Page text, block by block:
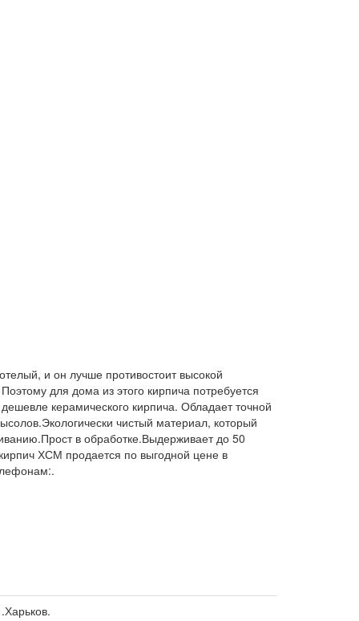
и он лучше противостоит высокой
для дома из этого кирпича потребуется
керамического кирпича. Обладает точной
чистый материал, который
в обработке.Выдерживает до 50
ХСМ продается по выгодной цене в